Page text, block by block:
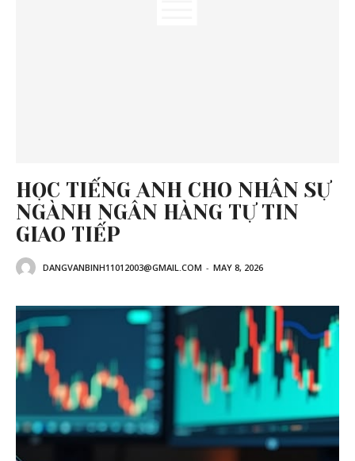
HỌC TIẾNG ANH CHO NHÂN SỰ
NGÀNH NGÂN HÀNG TỰ TIN
GIAO TIẾP
DANGVANBINH11012003@GMAIL.COM - MAY 8, 2026